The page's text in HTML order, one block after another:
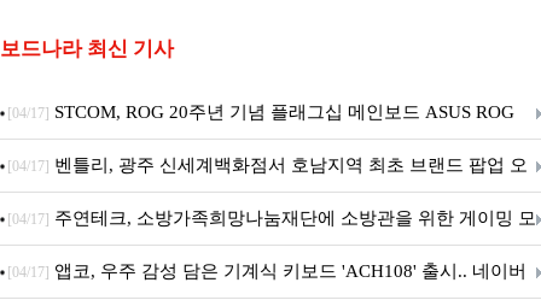
보드나라 최신 기사
[04/17] STCOM, ROG 20주년 기념 플래그십 메인보드 ASUS ROG
Crosshair X870E EDITION 20 국내 출시 예정
[04/17] 벤틀리, 광주 신세계백화점서 호남지역 최초 브랜드 팝업 오
픈
[04/17] 주연테크, 소방가족희망나눔재단에 소방관을 위한 게이밍 모
니터·스마트 펫 침대 기부
[04/17] 앱코, 우주 감성 담은 기계식 키보드 'ACH108' 출시.. 네이버